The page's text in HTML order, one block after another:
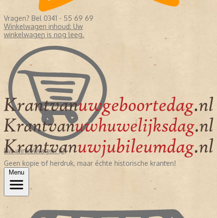
Vragen? Bel 0341 - 55 69 69
Winkelwagen inhoud: Uw
winkelwagen is nog leeg.
Uw winkelwagen (0)
Geen kopie of herdruk, maar échte historische kranten!
Menu